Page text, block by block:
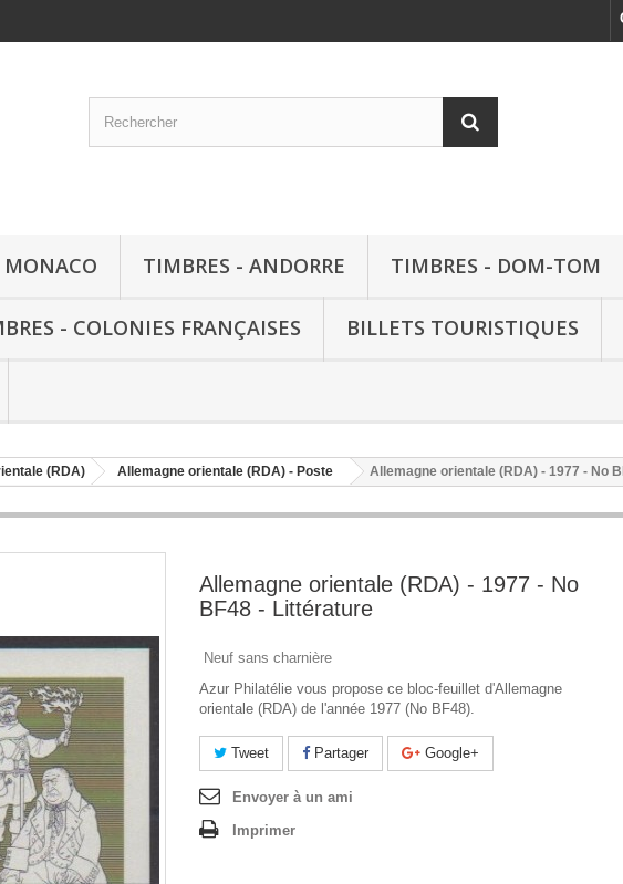
TIMBRES - ANDORRE TIMBRES - DOM-TOM
- COLONIES FRANÇAISES BILLETS TOURISTIQUES
(RDA) Allemagne orientale (RDA) - Poste Allemagne orientale (RDA) - 1977 - No
Allemagne orientale (RDA) - 1977 - No
BF48 - Littérature
Neuf sans charnière
Azur Philatélie vous propose ce bloc-feuillet d'Allemagne
orientale (RDA) de l'année 1977 (No BF48).
Tweet Partager Google+
Envoyer à un ami
Imprimer